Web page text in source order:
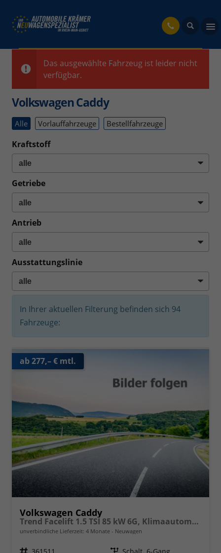
Das ausgewählte Fahrzeug ist leider nicht
verfügbar.
Volkswagen Caddy
Alle Vorlauffahrzeuge Bestellfahrzeuge
Kraftstoff
Getriebe
Antrieb
Ausstattungslinie
In Ihrer aktuellen Filterung befinden sich 94
Fahrzeuge:
ab 277,– € mtl.
Volkswagen Caddy
Trend Facelift 1.5 TSI 85 kW 6G, Klimaautomatik, 5 Sitze, Zuziehhilfe Schiebetüren + Heckklappe, PDC v+h, ACC, Side Assist Blind Spot, Ausparkhilfe, Ausstiegswarner, Digital Cockpit PRO, Radioanlage Navigationsvorbereituing,, Mittearmlehne verstellbar
unverbindliche Lieferzeit: 4 Monate Neuwagen